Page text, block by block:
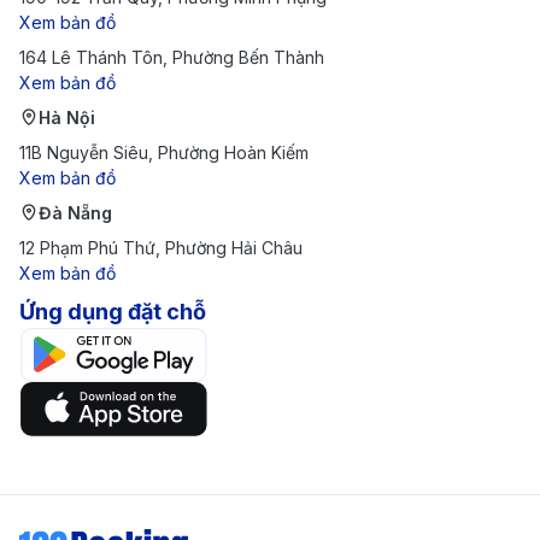
hoặc linh hoạt về thời gian chờ đợi.
Hướng dẫn di chuyển từ sân bay
Hải Phòng vào trung tâm Hải Phòng
Xem bản đồ
164 Lê Thánh Tôn, Phường Bến Thành
Xem bản đồ
Hà Nội
11B Nguyễn Siêu, Phường Hoàn Kiếm
Xem bản đồ
Đà Nẵng
12 Phạm Phú Thứ, Phường Hải Châu
Xem bản đồ
Ứng dụng đặt chỗ